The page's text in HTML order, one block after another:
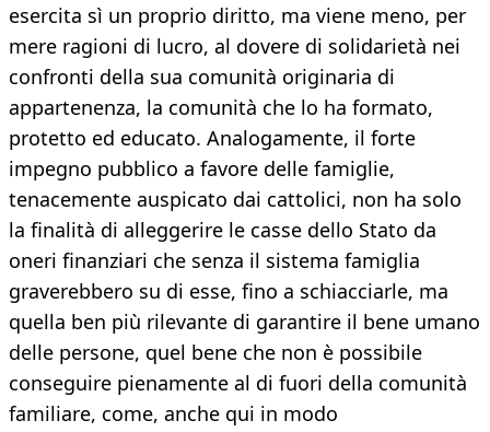
esercita sì un proprio diritto, ma viene meno, per
mere ragioni di lucro, al dovere di solidarietà nei
confronti della sua comunità originaria di
appartenenza, la comunità che lo ha formato,
protetto ed educato. Analogamente, il forte
impegno pubblico a favore delle famiglie,
tenacemente auspicato dai cattolici, non ha solo
la finalità di alleggerire le casse dello Stato da
oneri finanziari che senza il sistema famiglia
graverebbero su di esse, fino a schiacciarle, ma
quella ben più rilevante di garantire il bene umano
delle persone, quel bene che non è possibile
conseguire pienamente al di fuori della comunità
familiare, come, anche qui in modo